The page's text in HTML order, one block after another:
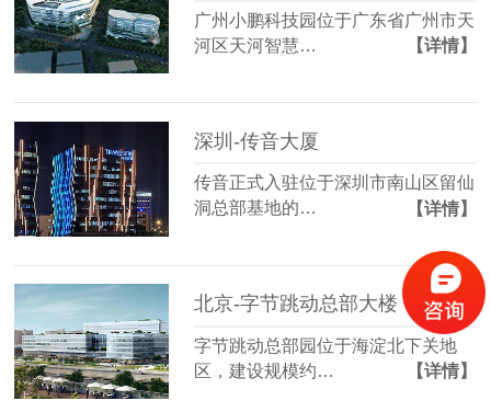
广州小鹏科技园位于广东省广州市天
河区天河智慧…
【详情】
深圳-传音大厦
传音正式入驻位于深圳市南山区留仙
洞总部基地的…
【详情】
北京-字节跳动总部大楼
字节跳动总部园位于海淀北下关地
区，建设规模约…
【详情】